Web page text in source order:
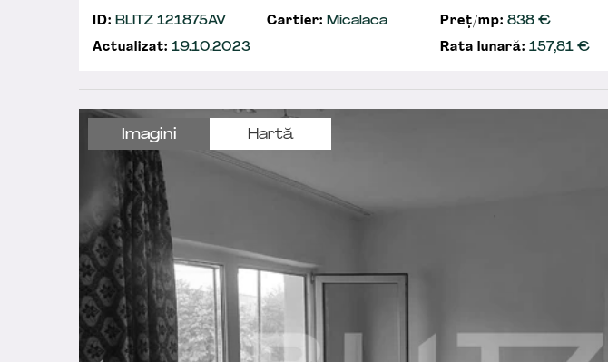
Imagini Hartă
ID: BLITZ 121875AV Cartier: Micalaca Preț/mp: 838 €
Actualizat: 19.10.2023 Rata lunară:157,81 €